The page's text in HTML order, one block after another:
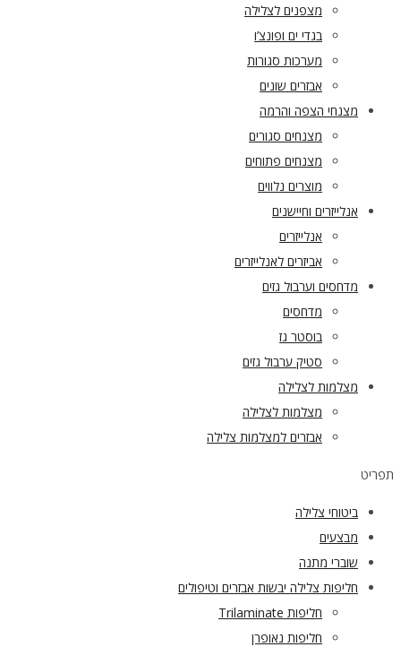
מצפנים לצלילה
בגדי ים ופונצ’ו
מערכות סגורות
אבזרים שונים
מצנחי הצפה והרמה
מצנחים סגורים
מצנחים פתוחים
מוצרים נלווים
אנלייזרים וחיישנים
אנלייזרים
אביזרים לאנלייזרים
מדחסים וערבול גזים
מדחסים
בוסטר גז
סטיק ערבול גזים
מצלמות לצלילה
מצלמות לצלילה
אבזרים למצלמות צלילה
תפריט
ביטוחי צלילה
מבצעים
שוברי מתנה
חליפות צלילה יבשות אבזרים וטיפולים
חליפות Trilaminate
חליפות נאופרן